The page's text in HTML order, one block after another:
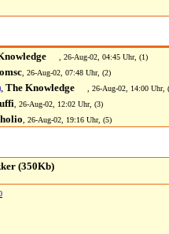
, 26-Aug-02, 04:45 Uhr, (1)
, 26-Aug-02, 07:48 Uhr, (2)
, The Knowledge , 26-Aug-02, 14:00 Uhr,
, 26-Aug-02, 12:02 Uhr, (3)
, 26-Aug-02, 19:16 Uhr, (5)
(350Kb)